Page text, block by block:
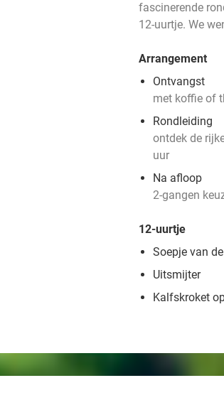
fascinerende
12-uurtje. We
Arrangement
Ontvangst
met koffie of
Rondleiding
ontdek de
uur
Na afloop
2-gangen
12-uurtje
Soepje van
Uitsmijter
Kalfskroket